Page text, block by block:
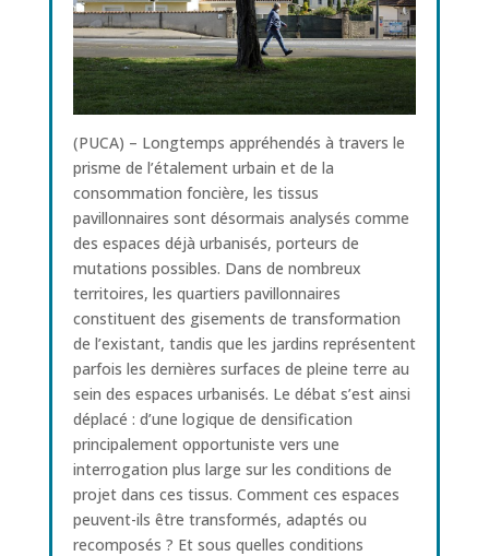
(PUCA) – Longtemps appréhendés à travers le
prisme de l’étalement urbain et de la
consommation foncière, les tissus
pavillonnaires sont désormais analysés comme
des espaces déjà urbanisés, porteurs de
mutations possibles. Dans de nombreux
territoires, les quartiers pavillonnaires
constituent des gisements de transformation
de l’existant, tandis que les jardins représentent
parfois les dernières surfaces de pleine terre au
sein des espaces urbanisés. Le débat s’est ainsi
déplacé : d’une logique de densification
principalement opportuniste vers une
interrogation plus large sur les conditions de
projet dans ces tissus. Comment ces espaces
peuvent-ils être transformés, adaptés ou
recomposés ? Et sous quelles conditions